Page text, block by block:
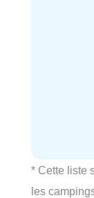
* Cette liste
les